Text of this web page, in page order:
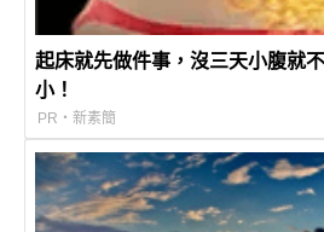
起床就先做件事，沒三天小腹就
小！
PR・新素簡